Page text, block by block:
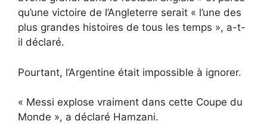
qu’une victoire de l’Angleterre serait « l’une des
plus grandes histoires de tous les temps », a-t-
il déclaré.
Pourtant, l’Argentine était impossible à ignorer.
« Messi explose vraiment dans cette Coupe du
Monde », a déclaré Hamzani.